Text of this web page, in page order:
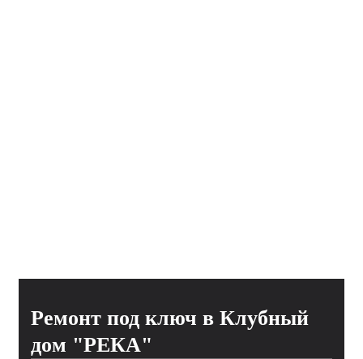
Ремонт под ключ в Клубный
дом "РЕКА"